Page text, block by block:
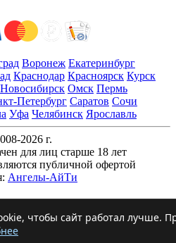
Воронеж Екатеринбург
Краснодар Красноярск Курск
Новосибирск Омск Пермь
Петербург Саратов Сочи
Уфа Челябинск Ярославль
2026 г.
для лиц старше 18 лет
публичной офертой
Ангелы-АйТи
чтобы сайт работал лучше.